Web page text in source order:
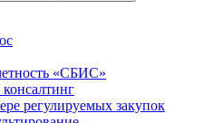
«СБИС»
регулируемых закупок